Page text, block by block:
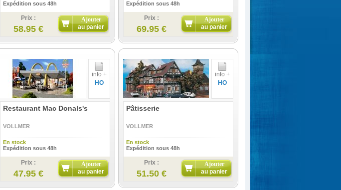
Expédition sous 48h
Prix :
58.95 €
Ajouter
au panier
Expédition sous 48h
Prix :
69.95 €
Ajouter
au panier
info +
HO
Restaurant Mac Donals's
VOLLMER
En stock
Expédition sous 48h
Prix :
47.95 €
Ajouter
au panier
info +
HO
Pâtisserie
VOLLMER
En stock
Expédition sous 48h
Prix :
51.50 €
Ajouter
au panier